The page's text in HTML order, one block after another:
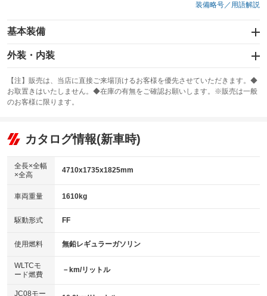
装備略号／用語解説
基本装備
エアバッグ：運転席/助手席
：装備あり
：装備あり
サンルーフ
：装備なし ABS
リフトアップ
：装備なし
：装備なし
パワーウィンドウ
アイドリングストップ
：装備あり
USB入力端子
：装備あり
100V電源
：装備なし
センターデフロック
：装備なし
外装・内装
カーナビ：SDナビ
：装備あり
TV：フルセグ
：装備あり
ビジュアル：-／DVD再生
：装備あり
：装備あり
革シート
キーレス
HID(キセノンライト)
：装備なし
バックカメラ
：装備あり
エアロ
：装備なし
：装備なし
【注】販売は、当店に直接ご来場頂けるお客様を優先させていただきます。◆
お取置きはいたしません。◆在庫の有無をご確認お願いします。※販売は一般
のお客様に限ります。
カタログ情報(新車時)
全長×全幅
×全高
4710x1735x1825mm
車両重量 1610kg
駆動形式 FF
使用燃料 無鉛レギュラーガソリン
WLTCモ
ード燃費
－km/リットル
JC08モー